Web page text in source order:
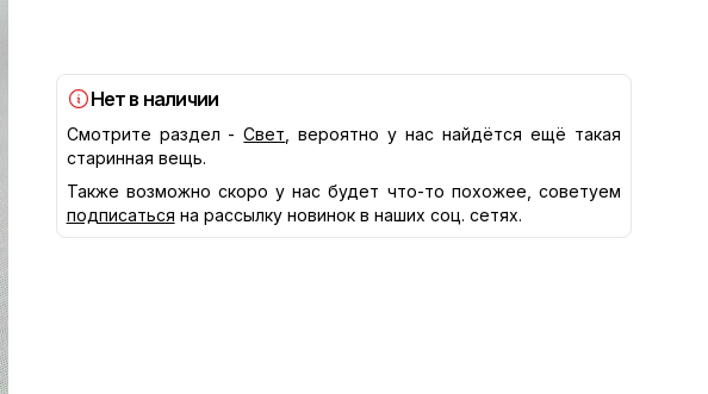
Нет в наличии
Смотрите раздел - Свет , вероятно у нас найдётся ещё такая
старинная вещь.
Также возможно скоро у нас будет что-то похожее, советуем
подписаться на рассылку новинок в наших соц. сетях.